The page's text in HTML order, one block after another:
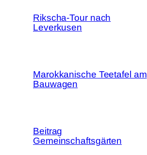
Rikscha-Tour nach
Leverkusen
Marokkanische Teetafel am
Bauwagen
Beitrag
Gemeinschaftsgärten